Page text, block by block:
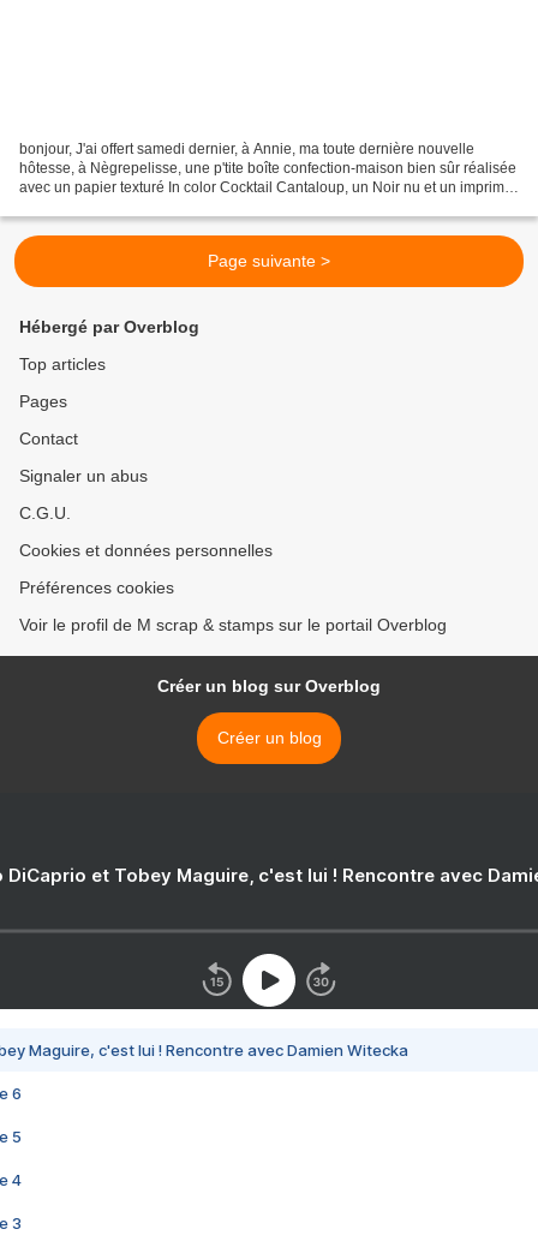
bonjour, J'ai offert samedi dernier, à Annie, ma toute dernière nouvelle
hôtesse, à Nègrepelisse, une p'tite boîte confection-maison bien sûr réalisée
avec un papier texturé In color Cocktail Cantaloup, un Noir nu et un imprimé
Page suivante >
Hébergé par Overblog
Top articles
Pages
Contact
Signaler un abus
C.G.U.
Cookies et données personnelles
Préférences cookies
Voir le profil de M scrap & stamps sur le portail Overblog
Créer un blog sur Overblog
Créer un blog
DiCaprio et Tobey Maguire, c'est lui ! Rencontre avec
Maguire, c'est lui ! Rencontre avec Damien Witecka
6
5
4
3